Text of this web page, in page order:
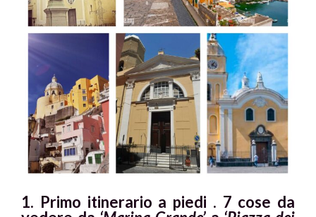
1. Primo itinerario a piedi . 7 cose da